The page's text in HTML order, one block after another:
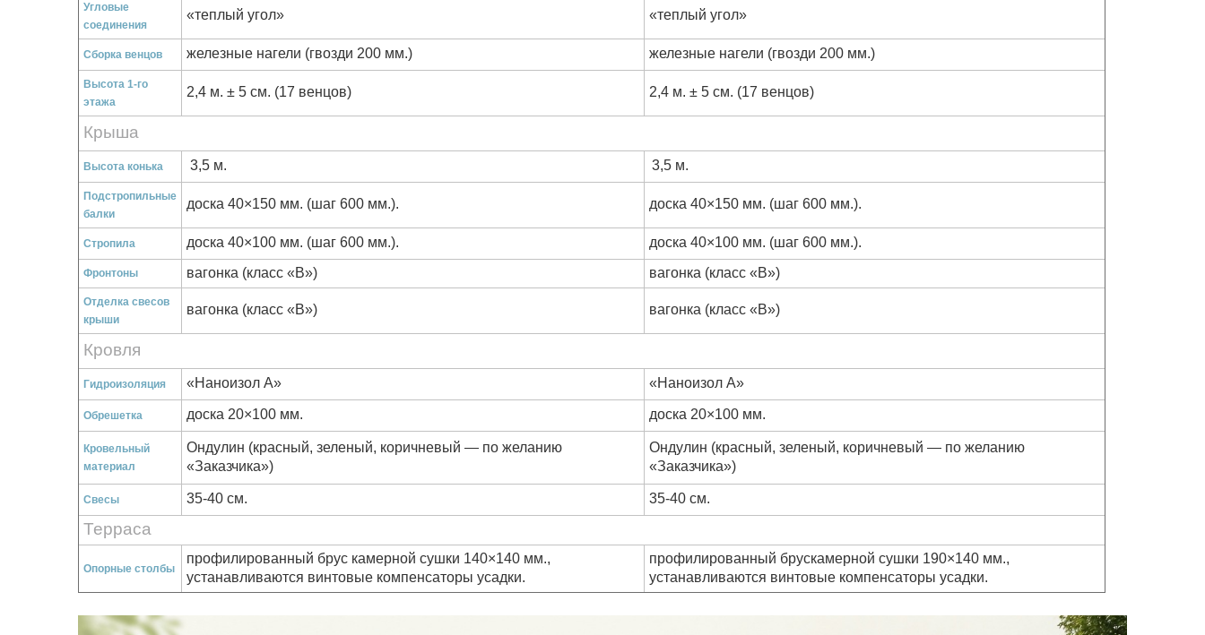
Угловые
соединения
«теплый угол» «теплый угол»
Сборка венцов железные нагели (гвозди 200 мм.) железные нагели (гвозди 200 мм.)
Высота 1-го
этажа
2,4 м. ± 5 см. (17 венцов) 2,4 м. ± 5 см. (17 венцов)
Крыша
Высота конька 3,5 м. 3,5 м.
Подстропильные
балки
доска 40×150 мм. (шаг 600 мм.). доска 40×150 мм. (шаг 600 мм.).
Стропила доска 40×100 мм. (шаг 600 мм.). доска 40×100 мм. (шаг 600 мм.).
Фронтоны вагонка (класс «В») вагонка (класс «В»)
Отделка свесов
крыши
вагонка (класс «В») вагонка (класс «В»)
Кровля
Гидроизоляция «Наноизол А» «Наноизол А»
Обрешетка доска 20×100 мм. доска 20×100 мм.
Кровельный
материал
Ондулин (красный, зеленый, коричневый — по желанию
«Заказчика»)
Ондулин (красный, зеленый, коричневый — по желанию
«Заказчика»)
Свесы 35-40 см. 35-40 см.
Терраса
Опорные столбы
профилированный брус камерной сушки 140×140 мм.,
устанавливаются винтовые компенсаторы усадки.
профилированный брускамерной сушки 190×140 мм.,
устанавливаются винтовые компенсаторы усадки.